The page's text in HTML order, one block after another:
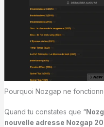
Pourquoi Nozgap ne
Quand tu constates que “
nouvelle adresse Nozgap